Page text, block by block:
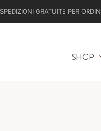
SPEDIZIONI GRATUITE PER
SHOP